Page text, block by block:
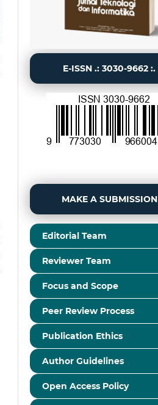
E-ISSN .: 3030-9662 :.
MAKE A SUBMISSION
Editorial Team
Reviewer Team
Focus and Scope
Peer Review Process
Publication Ethics
Author Guidelines
Open Access Policy